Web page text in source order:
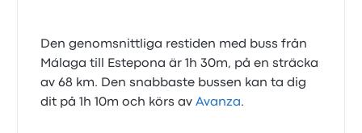
Den genomsnittliga restiden med buss från
Málaga till Estepona är 1h 30m, på en sträcka
av 68 km. Den snabbaste bussen kan ta dig
dit på 1h 10m och körs avAvanza.